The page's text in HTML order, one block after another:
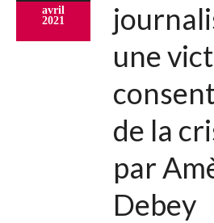
avril
2021
une
de la
par
Debey